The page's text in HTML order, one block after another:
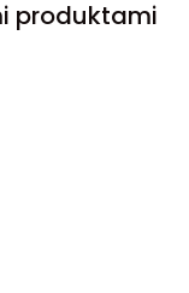
produktami